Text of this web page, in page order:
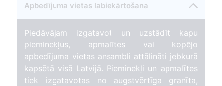
Apbedījuma vietas labiekārtošana
Piedāvājam izgatavot un uzstādīt kapu
pieminekļus, apmalītes vai kopējo
apbedījuma vietas ansambli attālināti jebkurā
kapsētā visā Latvijā. Pieminekļi un apmalītes
tiek izgatavotas no augstvērtīga granīta,